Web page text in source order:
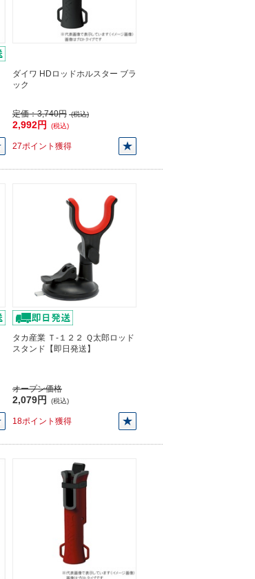
ダイワ HDロッドホルスター ブラ
ック
定価：3,740円 (税込)
2,992円 (税込)
27ポイント獲得
タカ産業 Ｔ-１２２ Ｑ太郎ロッド
スタンド【即日発送】
オープン価格
2,079円 (税込)
18ポイント獲得